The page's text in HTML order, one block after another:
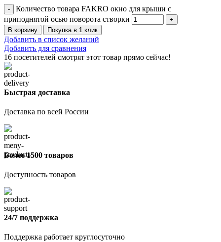
Количество товара FAKRO окно для крыши с
приподнятой осью поворота створки
В корзину Покупка в 1 клик
Добавить в список желаний
Добавить для сравнения
16 посетителей смотрят этот товар прямо сейчас!
Быстрая доставка
Доставка по всей России
Более 1500 товаров
Доступность товаров
24/7 поддержка
Поддержка работает круглосуточно